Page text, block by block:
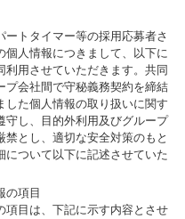
トタイマー等の採用応募者さ
個人情報につきまして、以下に
利用させていただきます。共同
プ会社間で守秘義務契約を締結
した個人情報の取り扱いに関す
守し、目的外利用及びグループ
とし、適切な安全対策のもと
について以下に記述させていた
の項目
項目は、下記に示す内容とさせ